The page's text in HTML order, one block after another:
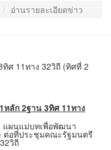
อ่านรายละเอียดข่าว
หลัก 2ฐาน 3ทิศ 11ทาง
แผนแม่บทเพื่อพัฒนา
ต่อที่ประชุมคณะรัฐมนตรี
วิถี